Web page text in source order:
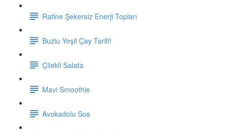
Rafine Şekersiz Enerji Topları
Buzlu Yeşil Çay Tarifi!
Çilekli Salata
Mavi Smoothie
Avokadolu Sos